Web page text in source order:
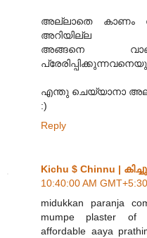
അല്ലാതെ കാണം
അറിയില്ല
അങ്ങനെ
എന്തു ചെയ്യാനാ
:)
Reply
Kichu $ Chinnu |
10:40:00 AM GMT+5:30
midukkan paranja
mumpe plaster of
affordable aaya